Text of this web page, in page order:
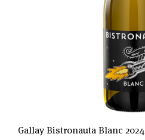
Gallay Bistronauta Blanc 2024